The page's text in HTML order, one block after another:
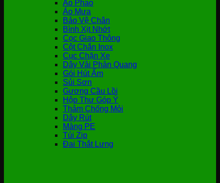
Áo Phao
Áo Mưa
Bảo Vệ Chân
Bình Xịt Nhớt
Cọc Giao Thông
Cột Chắn Inox
Cục Chặn Xe
Dây Vải Phản Quang
Gói Hút Ẩm
Sủi Sơn
Gương Cầu Lồi
Hộp Thư Góp Ý
Thảm Chống Mỏi
Dây Rút
Màng PE
Túi Zip
Đai Thắt Lưng